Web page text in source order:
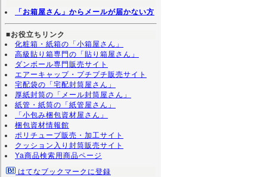
「お箱屋さん」からメールが届かない方
■お役立ちリンク
化粧箱・紙箱の「小箱屋さん」
高級貼り箱専門の「貼り箱屋さん」
ダンボール専門販売サイト
エアーキャップ・プチプチ販売サイト
宅配袋の「宅配封筒屋さん」
厚紙封筒の「メール封筒屋さん」
紙管・紙筒の「紙管屋さん」
「小包み梱包資材屋さん」
梱包資材情報館
ポリチューブ販売・加工サイト
クッション入り封筒販売サイト
Ya商品検索用商品ページ
はてなブックマークに登録